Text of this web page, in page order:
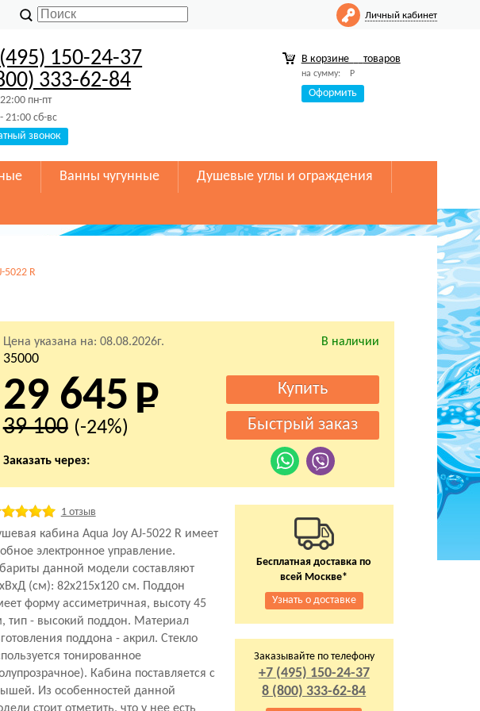
Личный кабинет
150-24-37
333-62-84
пн-пт
21:00 сб-вс
звонок
В корзине товаров
на сумму: Р
Оформить
Ванны чугунные Душевые углы и ограждения
5022 R
Цена указана на: 08.08.2026г. В наличии
35000
29 645
39 100 (-24%)
Заказать через:
1 отзыв
кабина Aqua Joy AJ-5022 R имеет
электронное управление.
данной модели составляют
(см): 82x215x120 см. Поддон
форму ассиметричная, высоту 45
тип - высокий поддон. Материал
поддона - акрил. Стекло
тонированное
Кабина поставляется с
Из особенностей данной
Бесплатная доставка по
всей Москве*
Узнать о доставке
Заказывайте по телефону
+7 (495) 150-24-37
8 (800) 333-62-84